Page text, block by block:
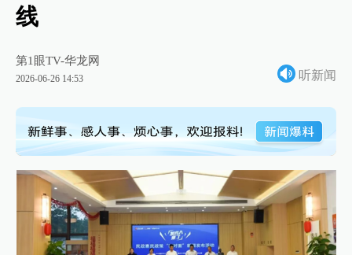
线
第1眼TV-华龙网
2026-06-26 14:53 听新闻